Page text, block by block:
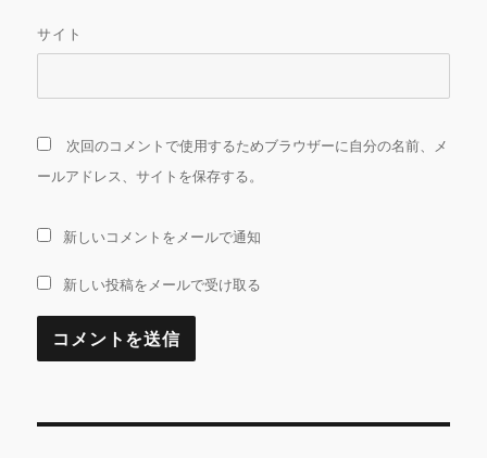
サイト
次回のコメントで使用するためブラウザーに自分の名前、メ
ールアドレス、サイトを保存する。
新しいコメントをメールで通知
新しい投稿をメールで受け取る